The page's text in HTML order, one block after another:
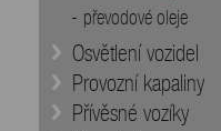
převodové oleje
Osvětlení vozidel
Provozní kapaliny
Přívěsné vozíky